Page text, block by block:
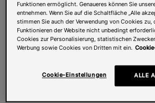
Funktionen ermöglicht. Genaueres können Sie
entnehmen. Wenn Sie auf die Schaltfläche „Alle
stimmen Sie auch der Verwendung von Cookies zu,
Funktionieren der Website nicht unbedingt
Cookies zur Personalisierung, statistischen
Werbung sowie Cookies von Dritten mit ein.
Cookie-Einstellungen ALLE